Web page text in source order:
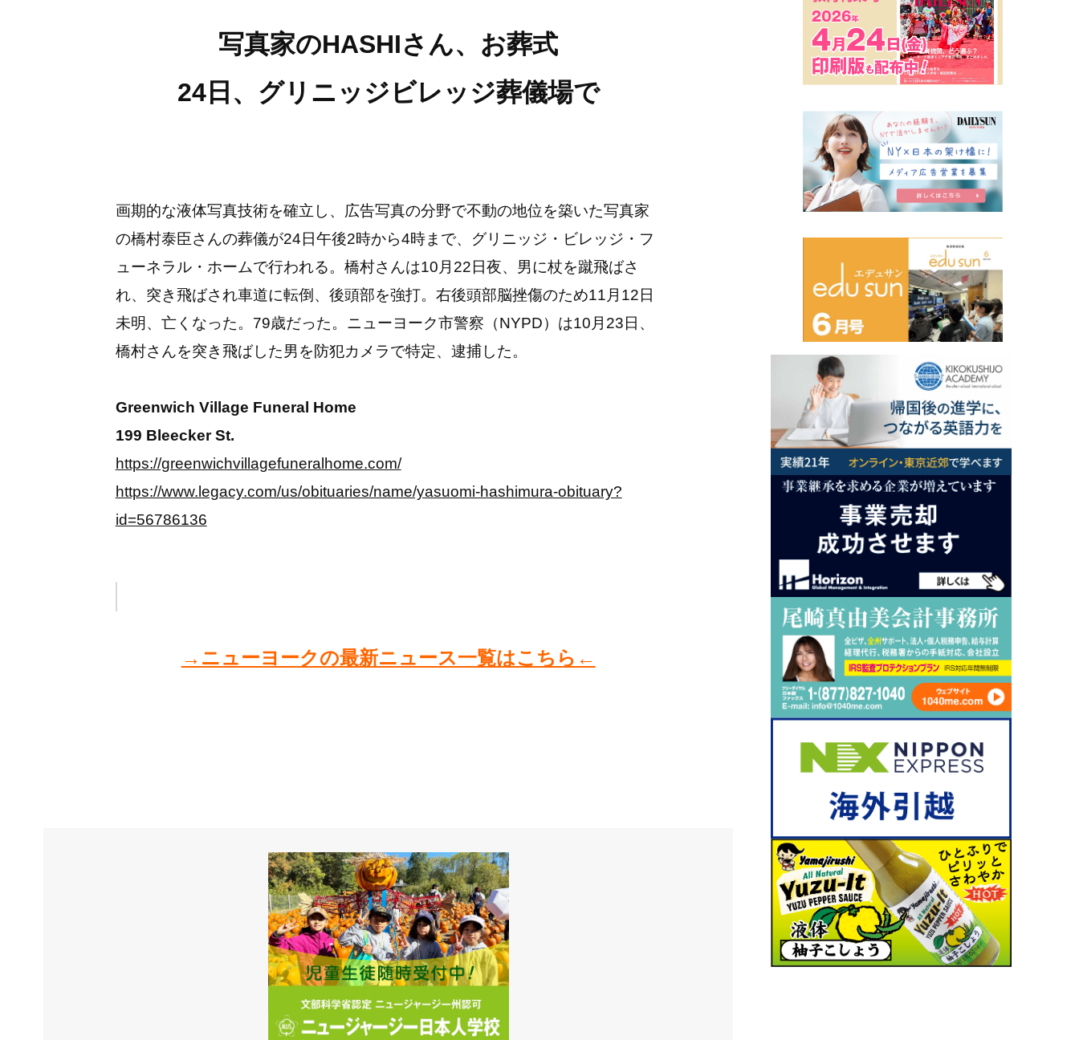
写真家のHASHIさん、お葬式
24日、グリニッジビレッジ葬儀場で
画期的な液体写真技術を確立し、広告写真の分野で不動の地位を築いた写真家
の橋村泰臣さんの葬儀が24日午後2時から4時まで、グリニッジ・ビレッジ・フ
ューネラル・ホームで行われる。橋村さんは10月22日夜、男に杖を蹴飛ばさ
れ、突き飛ばされ車道に転倒、後頭部を強打。右後頭部脳挫傷のため11月12日
未明、亡くなった。79歳だった。ニューヨーク市警察（NYPD）は10月23日、
橋村さんを突き飛ばした男を防犯カメラで特定、逮捕した。
Greenwich Village Funeral Home
199 Bleecker St.
https://greenwichvillagefuneralhome.com/
https://www.legacy.com/us/obituaries/name/yasuomi-hashimura-obituary?
id=56786136
→ニューヨークの最新ニュース一覧はこちら←